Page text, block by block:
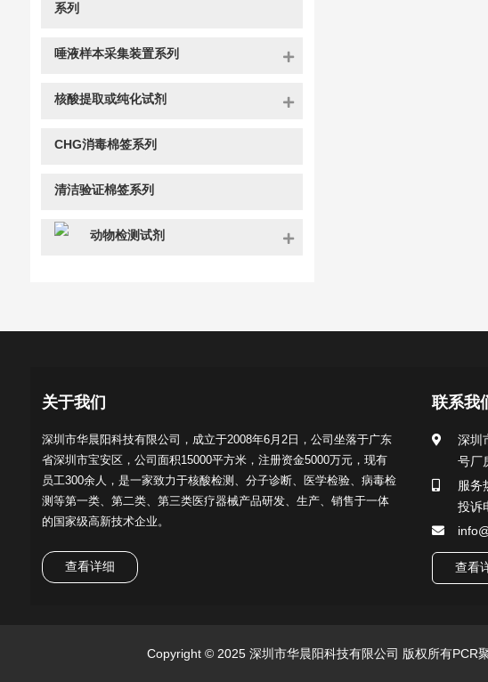
系列
唾液样本采集装置系列
核酸提取或纯化试剂
CHG消毒棉签系列
清洁验证棉签系列
动物检测试剂
关于我们
深圳市华晨阳科技有限公司，成立于2008年6月2日，公司坐落于广东
省深圳市宝安区，公司面积15000平方米，注册资金5000万元，现有
员工300余人，是一家致力于核酸检测、分子诊断、医学检验、病毒检
测等第一类、第二类、第三类医疗器械产品研发、生产、销售于一体
的国家级高新技术企业。
查看详细
联系我
深圳
号厂
服务
投诉
查看
Copyright © 2025 深圳市华晨阳科技有限公司 版权所有PCR